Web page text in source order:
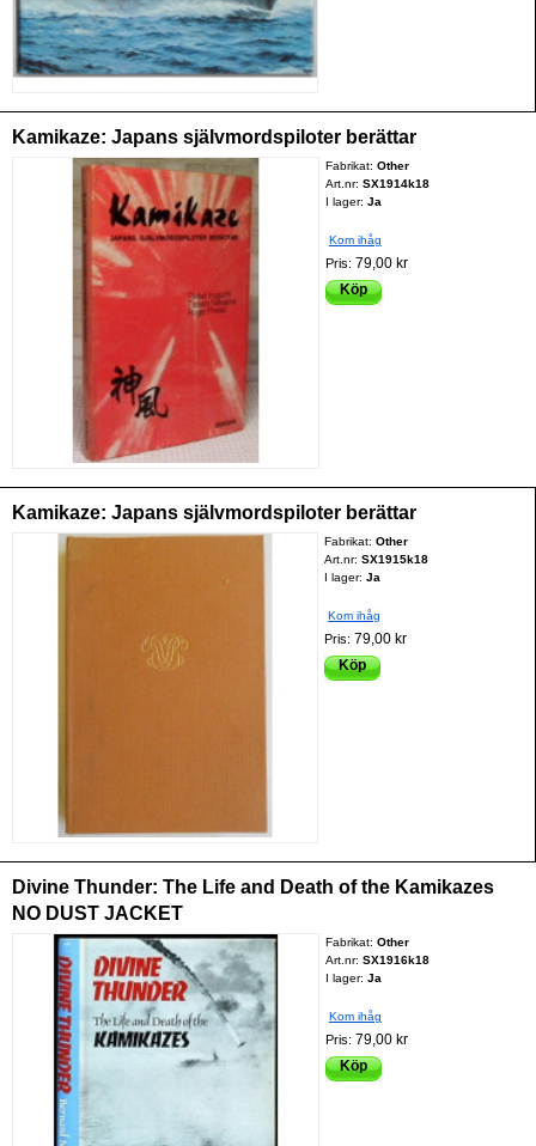
Kamikaze: Japans självmordspiloter berättar
Fabrikat: Other
Art.nr: SX1914k18
I lager: Ja
Kom ihåg
Pris: 79,00 kr
Köp
Kamikaze: Japans självmordspiloter berättar
Fabrikat:Other
Art.nr:SX1915k18
I lager: Ja
Kom ihåg
Pris:79,00 kr
Köp
Divine Thunder: The Life and Death of the Kamikazes
NO DUST JACKET
Fabrikat: Other
Art.nr: SX1916k18
I lager: Ja
Kom ihåg
Pris: 79,00 kr
Köp